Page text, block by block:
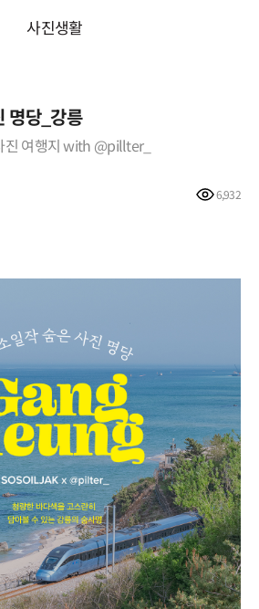
사진생활
명당_강릉
여행지 with @pillter_
6,932